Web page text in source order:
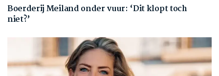
Boerderij Meiland onder vuur: ‘Dit klopt toch
niet?’